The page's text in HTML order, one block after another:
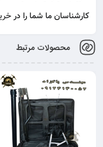
کارشناسان ما شما را در
محصولات مرتبط